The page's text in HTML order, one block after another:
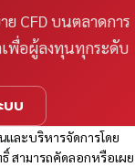
CFD บนตลาดการ
พื่อผู้ลงทุนทุกระดับ
บบ
และบริหารจัดการโดย
สามารถคัดลอกหรือเผย